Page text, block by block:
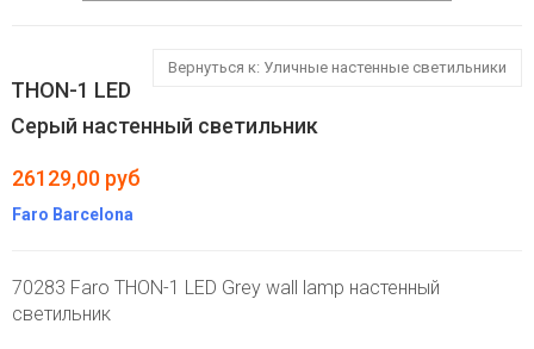
Вернуться к: Уличные настенные светильники
THON-1 LED
Серый настенный светильник
26129,00 руб
Faro Barcelona
70283 Faro THON-1 LED Grey wall lamp настенный
светильник